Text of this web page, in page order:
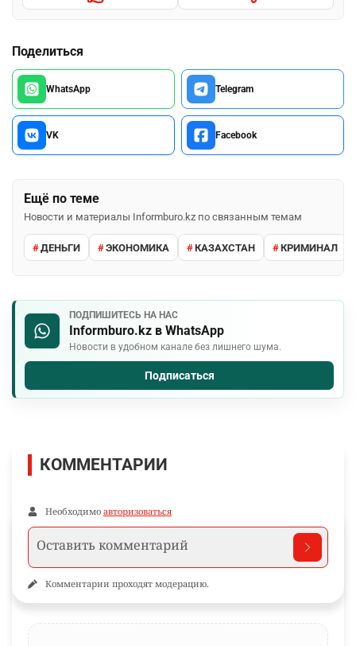
Поделиться
WhatsApp Telegram
VK Facebook
Ещё по теме
Новости и материалы Informburo.kz по связанным темам
ДЕНЬГИ ЭКОНОМИКА КАЗАХСТАН КРИМИНАЛ
ПОДПИШИТЕСЬ НА НАС
Informburo.kz в WhatsApp
Новости в удобном канале без лишнего шума.
Подписаться
КОММЕНТАРИИ
Необходимо авторизоваться
Комментарии проходят модерацию.